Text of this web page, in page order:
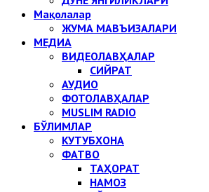
Мақолалар
ЖУМА МАВЪИЗАЛАРИ
МЕДИА
ВИДЕОЛАВҲАЛАР
СИЙРАТ
АУДИО
ФОТОЛАВҲАЛАР
MUSLIM RADIO
БЎЛИМЛАР
КУТУБХОНА
ФАТВО
ТАҲОРАТ
НАМОЗ